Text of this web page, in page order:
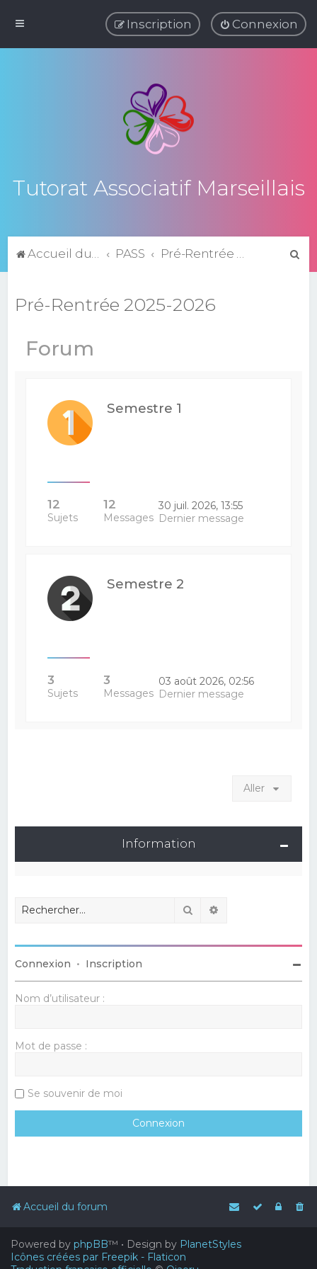
Connexion
Inscription
Tutorat Associatif Marseillais
Accueil du forum PASS Pré-Rentrée 2025-2026
Pré-Rentrée 2025-2026
Forum
Semestre 1
12
Sujets
12
Messages
30 juil. 2026, 13:55
Dernier message
Semestre 2
3
Sujets
3
Messages
03 août 2026, 02:56
Dernier message
Aller
Information
Rechercher
Connexion • Inscription
Nom d’utilisateur :
Mot de passe :
Se souvenir de moi
Accueil du forum
Powered by phpBB™ • Design by PlanetStyles
Icônes créées par Freepik - Flaticon